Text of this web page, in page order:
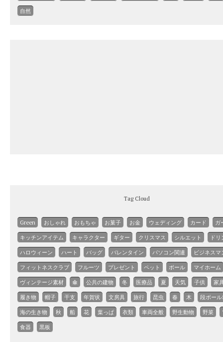
自然
Tag Cloud
Green おしゃれ おもちゃ お菓子 お金 ウェディング カード ガ
キッチンアイテム キャラクター ギター クリスマス シルエット ド
ハロウィーン ハート バッグ バレンタイン パソコン関連 ビジネスマ
フィットネスクラブ フルーツ プレゼント ペット ボール マイホーム
ヴィンテージ素材 傘 公共の建物 冬 医療品 夏 天気 子供 家
履き物 帽子 干支 年賀状 文房具 旅行 昆虫 春 木 段ボー
海の生き物 秋 船 花 葉っぱ 衣類 車両全般 野生動物 野菜
食器 黒板